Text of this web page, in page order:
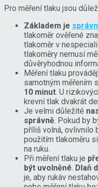
Pro měření tlaku jsou
Základem je
tlakoměr ověřené
tlakoměr v
tlakoměry nemusí
důvěryhodnou
Měření tlaku
samotným měřením
10 minut. U
krevní tlak dvakrát
Je velmi důležité
správně. Pokud by
příliš volná, ovlivnilo
použitím tlakoměru
na ruku.
Při měření tlaku je
být uvolněné. Dlaň
je, aby rukáv